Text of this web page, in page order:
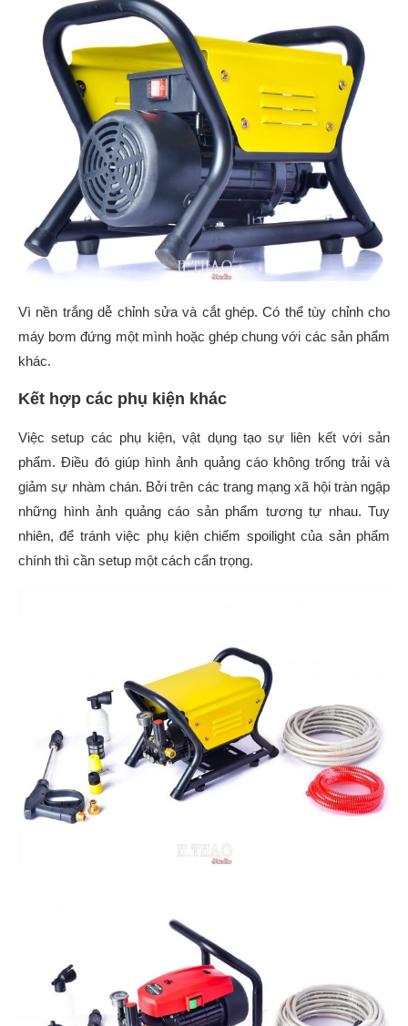
Vì nền trắng dễ chỉnh sửa và cắt ghép. Có thể tùy chỉnh cho
máy bơm đứng một mình hoặc ghép chung với các sản phẩm
khác.
Kết hợp các phụ kiện khác
Việc setup các phụ kiện, vật dụng tạo sự liên kết với sản
phẩm. Điều đó giúp hình ảnh quảng cáo không trống trải và
giảm sự nhàm chán. Bởi trên các trang mạng xã hội tràn ngập
những hình ảnh quảng cáo sản phẩm tương tự nhau. Tuy
nhiên, để tránh việc phụ kiện chiếm spoilight của sản phẩm
chính thì cần setup một cách cẩn trọng.